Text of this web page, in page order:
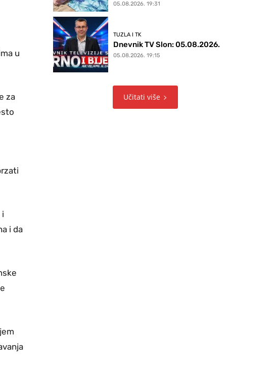
u
za
i
i da
05.08.2026. 19:31
TUZLA I TK
Dnevnik TV Slon: 05.08.2026.
05.08.2026. 19:15
Učitati više